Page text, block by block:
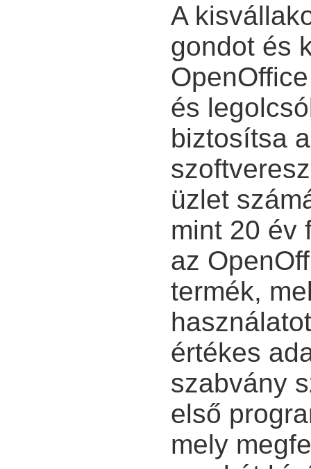
A
gondot és
és
biztosítsa
üzlet
mint 20 év
az
termék,
értékes
szabvány
első
mely